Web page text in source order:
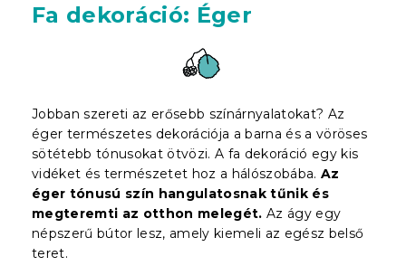
Fa dekoráció: Éger
Jobban szereti az erősebb színárnyalatokat? Az
éger természetes dekorációja a barna és a vöröses
sötétebb tónusokat ötvözi. A fa dekoráció egy kis
vidéket és természetet hoz a hálószobába. Az
éger tónusú szín hangulatosnak tűnik és
megteremti az otthon melegét. Az ágy egy
népszerű bútor lesz, amely kiemeli az egész belső
teret.